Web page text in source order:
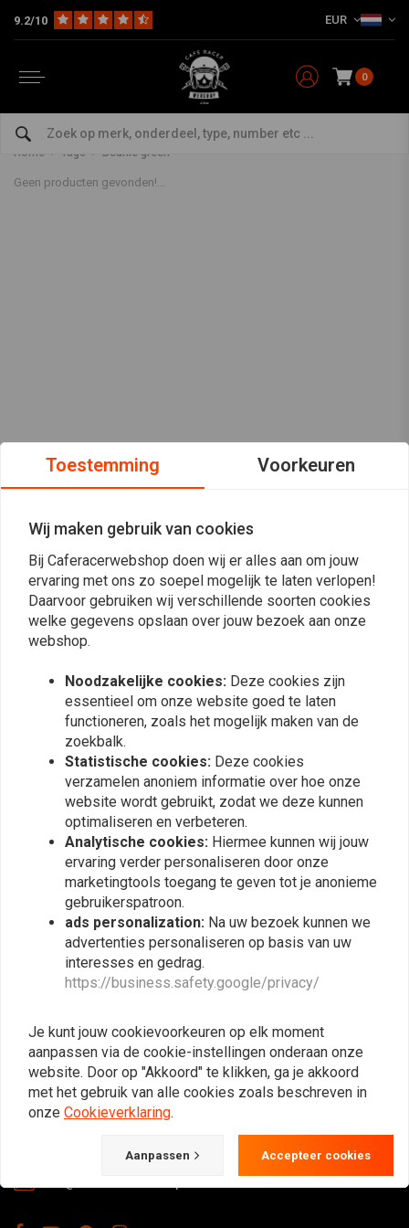
9.2/10 EUR
0
Producten getagd met Beanie
green
Home Tags Beanie green
Geen producten gevonden!...
Op de hoogte blijven?
Abonneer
Natuurlijk ook groot in kleding & onderhoud!
Gotenburgweg 46a, 9723 TM Groningen (The Netherlands)
+31 85 06 06 06 5
Toestemming Voorkeuren
Wij maken gebruik van cookies
Bij Caferacerwebshop doen wij er alles aan om jouw
ervaring met ons zo soepel mogelijk te laten verlopen!
Daarvoor gebruiken wij verschillende soorten cookies
welke gegevens opslaan over jouw bezoek aan onze
webshop.
Noodzakelijke cookies: Deze cookies zijn
essentieel om onze website goed te laten
functioneren, zoals het mogelijk maken van de
zoekbalk.
Statistische cookies: Deze cookies
verzamelen anoniem informatie over hoe onze
website wordt gebruikt, zodat we deze kunnen
optimaliseren en verbeteren.
Analytische cookies: Hiermee kunnen wij jouw
ervaring verder personaliseren door onze
marketingtools toegang te geven tot je anonieme
gebruikerspatroon.
ads personalization: Na uw bezoek kunnen we
advertenties personaliseren op basis van uw
interesses en gedrag.
https://business.safety.google/privacy/
Je kunt jouw cookievoorkeuren op elk moment
aanpassen via de cookie-instellingen onderaan onze
website. Door op "Akkoord" te klikken, ga je akkoord
met het gebruik van alle cookies zoals beschreven in
onze Cookieverklaring.
Aanpassen Accepteer cookies